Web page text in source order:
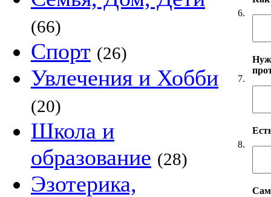
(66)
Спорт (26)
Увлечения и Хобби
(20)
Школа и
образование (28)
Эзотерика,
6.
7.
8.